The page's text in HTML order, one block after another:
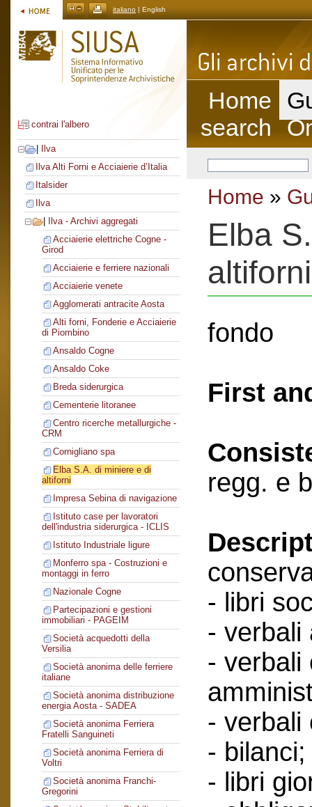
italiano | English
contrai l'albero
Ilva
Ilva Alti Forni e Acciaierie d’Italia
Italsider
Ilva
Ilva - Archivi aggregati
Acciaierie elettriche Cogne -
Girod
Acciaierie e ferriere nazionali
Acciaierie venete
Agglomerati antracite Aosta
Alti forni, Fonderie e Acciaierie
di Piombino
Ansaldo Cogne
Ansaldo Coke
Breda siderurgica
Cementerie litoranee
Centro ricerche metallurgiche -
CRM
Cornigliano spa
Elba S.A. di miniere e di
altiforni
Impresa Sebina di navigazione
Istituto case per lavoratori
dell'industria siderurgica - ICLIS
Istituto Industriale ligure
Monferro spa - Costruzioni e
montaggi in ferro
Nazionale Cogne
Partecipazioni e gestioni
immobiliari - PAGEIM
Società acquedotti della
Versilia
Società anonima delle ferriere
italiane
Società anonima distribuzione
energia Aosta - SADEA
Società anonima Ferriera
Fratelli Sanguineti
Società anonima Ferriera di
Voltri
Società anonima Franchi-
Gregorini
Home
search
Home »
Elba
altiforni
fondo
First
regg. e
- libri
- verbali
- verbali
- verbali
- bilanci;
- libri